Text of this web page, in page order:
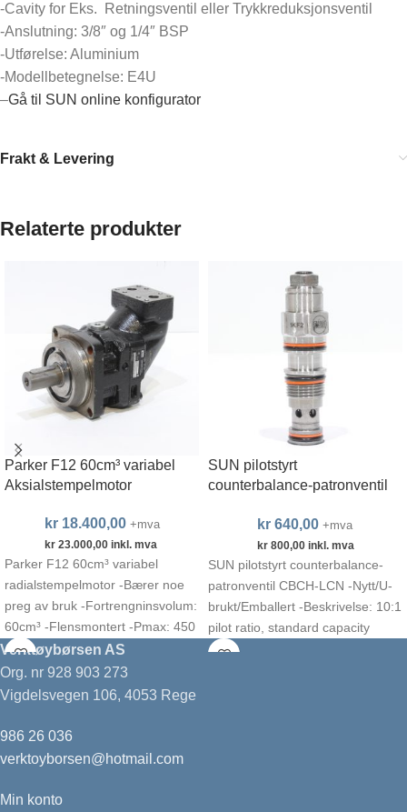
-Cavity for Eks. Retningsventil eller Trykkreduksjonsventil
-Anslutning: 3/8″ og 1/4″ BSP
-Utførelse: Aluminium
-Modellbetegnelse: E4U
–Gå til SUN online konfigurator
Frakt & Levering
Relaterte produkter
Parker F12 60cm³ variabel
Aksialstempelmotor
kr18.400,00 +mva
kr23.000,00inkl. mva
Parker F12 60cm³ variabel
radialstempelmotor -Bærer noe
preg av bruk -Fortrengninsvolum:
60cm³ -Flensmontert -Pmax: 450
bar (kontinuerlig) -Vmax:
319l/min @
SUN pilotstyrt
counterbalance-patronventil
kr640,00 +mva
kr800,00inkl. mva
SUN pilotstyrt counterbalance-
patronventil CBCH-LCN -Nytt/U-
brukt/Emballert -Beskrivelse: 10:1
pilot ratio, standard capacity
counterbalance valve -Cavity: T-
Verktøybørsen AS
Org. nr 928 903 273
Vigdelsvegen 106, 4053 Rege
986 26 036
verktoyborsen@hotmail.com
Min konto